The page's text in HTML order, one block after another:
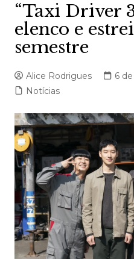
“Taxi Driver
elenco e
semestre
Alice Rodrigues
6
Notícias